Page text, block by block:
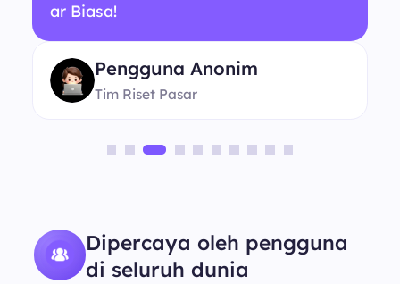
ar Biasa!
Pengguna Anonim
Tim Riset Pasar
Dipercaya oleh pengguna
di seluruh dunia